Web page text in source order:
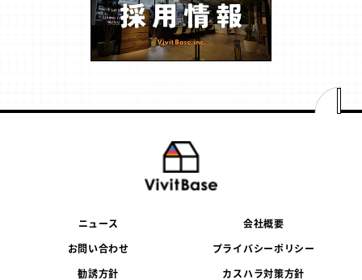
ニュース
会社概要
お問い合わせ
プライバシーポリシー
勧誘方針
カスハラ対策方針